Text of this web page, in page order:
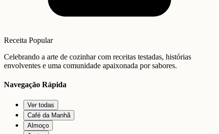
Receita Popular
Celebrando a arte de cozinhar com receitas testadas, histórias
envolventes e uma comunidade apaixonada por sabores.
Navegação Rápida
Ver todas
Café da Manhã
Almoço